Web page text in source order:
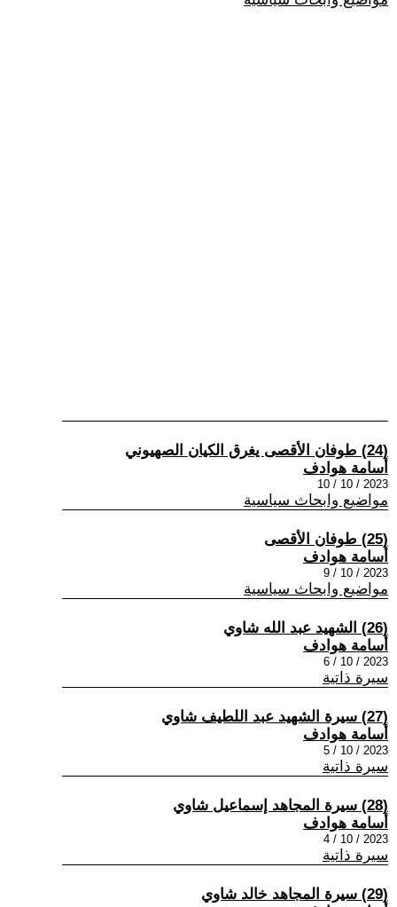
(24) طوفان الأقصى يغرق الكيان الصهيوني
أسامة هوادف
2023 / 10 / 10
مواضيع وابحاث سياسية
(25) طوفان الأقصى
أسامة هوادف
2023 / 10 / 9
مواضيع وابحاث سياسية
(26) الشهيد عبد الله شاوي
أسامة هوادف
2023 / 10 / 6
سيرة ذاتية
(27) سيرة الشهيد عبد اللطيف شاوي
أسامة هوادف
2023 / 10 / 5
سيرة ذاتية
(28) سيرة المجاهد إسماعيل شاوي
أسامة هوادف
2023 / 10 / 4
سيرة ذاتية
(29) سيرة المجاهد خالد شاوي